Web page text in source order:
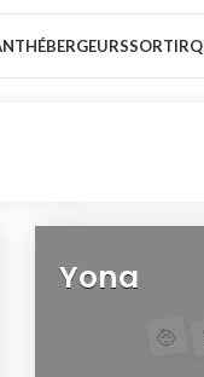
HÉBERGEURSSORTIR
Yona